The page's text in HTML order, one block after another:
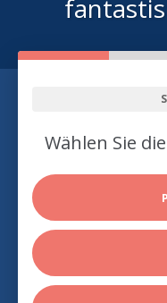
Wählen Sie